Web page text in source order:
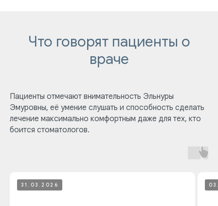
Что говорят пациенты о
враче
Пациенты отмечают внимательность Эльнуры
Эмуровны, её умение слушать и способность сделать
лечение максимально комфортным даже для тех, кто
боится стоматологов.
31.03.2026
ПАЦИЕНТАМ
Ответы на
УСЛУГИ
Лечение зубов
О КЛИНИКЕ ПРАВОВАЯ ИНФОРМАЦИЯ